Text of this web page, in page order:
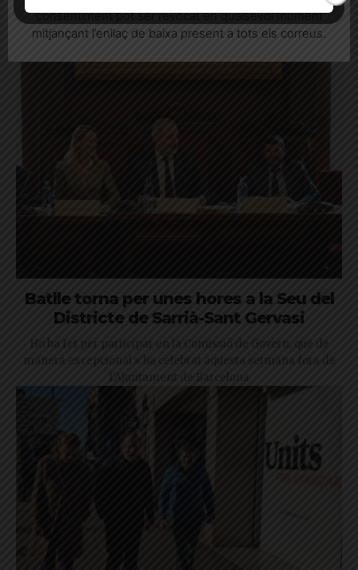
Ho ha dit Albert Batlle, que ha obert la porta a recuperar les
oficines actuals del cos a l'edifici històric de Can Ponsic per a
"usos culturals"
Batlle torna per unes hores a la Seu del
Districte de Sarrià-Sant Gervasi
Ho ha fet per participar en la Comissió de Govern, que de
manera excepcional s'ha celebrat aquesta setmana fora de
l'Ajuntament de Barcelona
consentiment pot ser revocat en qualsevol moment
mitjançant l’enllaç de baixa present a tots els correus.